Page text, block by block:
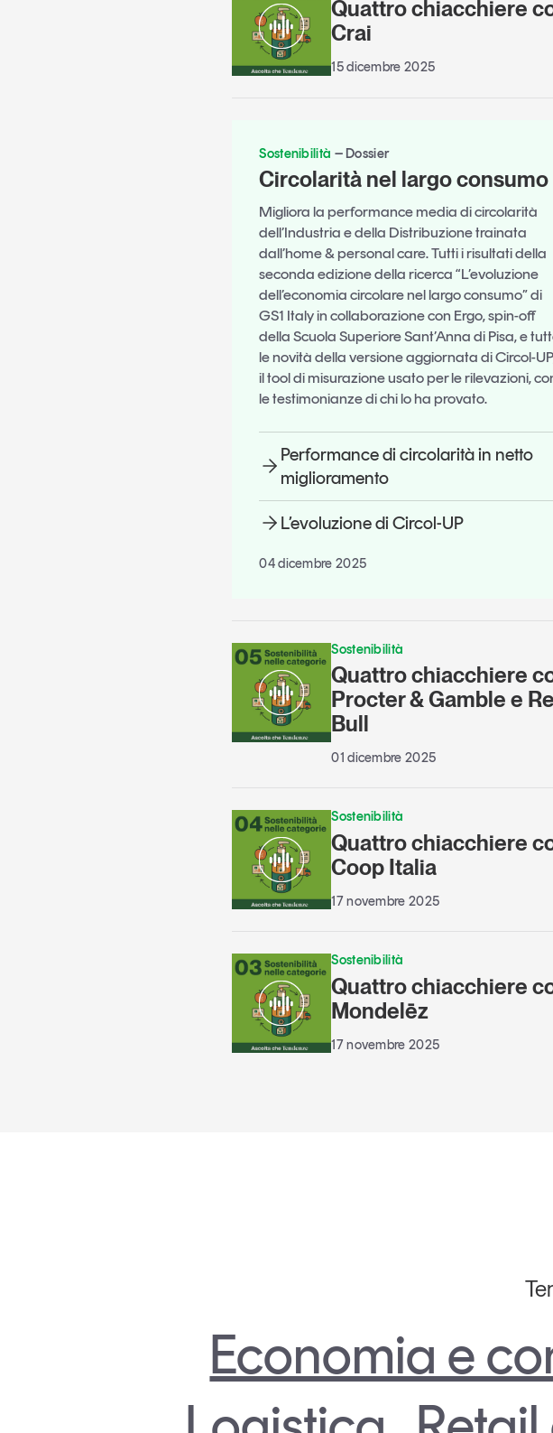
Quattro chiacchiere
Crai
15 dicembre 2025
Sostenibilità Dossier
Circolarità nel largo consumo
Migliora la performance media di circolarità
dell’Industria e della Distribuzione trainata
dall’home & personal care. Tutti i risultati della
seconda edizione della ricerca “L’evoluzione
dell’economia circolare nel largo consumo” di
GS1 Italy in collaborazione con Ergo, spin-off
della Scuola Superiore Sant’Anna di Pisa, e
le novità della versione aggiornata di Circol-
il tool di misurazione usato per le rilevazioni,
le testimonianze di chi lo ha provato.
Performance di circolarità in netto
miglioramento
L’evoluzione di Circol-UP
04 dicembre 2025
Sostenibilità
Quattro chiacchiere
Procter & Gamble e
Bull
01 dicembre 2025
Sostenibilità
Quattro chiacchiere
Coop Italia
17 novembre 2025
Sostenibilità
Quattro chiacchiere
Mondelēz
17 novembre 2025
Economia e